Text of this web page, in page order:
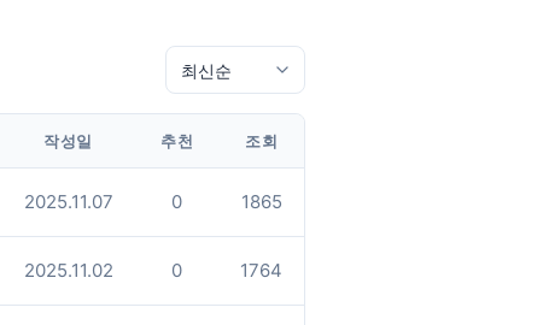
작성일 추천 조회
2025.11.07 0 1865
2025.11.02 0 1764